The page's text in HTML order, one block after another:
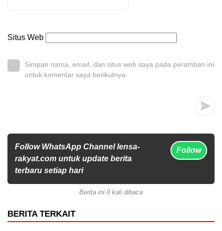
Situs Web
Simpan nama, email, dan situs web saya pada peramban ini
untuk komentar saya berikutnya.
Follow WhatsApp Channel lensa-
rakyat.com untuk update berita
terbaru setiap hari
Follow
Berita ini 0 kali dibaca
BERITA TERKAIT